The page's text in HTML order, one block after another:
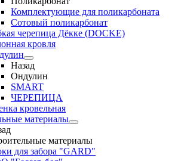
Комплектующие для поликарбоната
Сотовый поликарбонат
черепица Дёкке (DOCKE)
кровля
Назад
Ондулин
SMART
ЧЕРЕПИЦА
кровельная
материалы
материалы
для забора "GARD"